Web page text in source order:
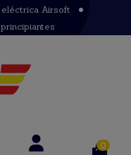
Airsoft
0